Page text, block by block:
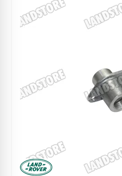
Manufactured by Land rover